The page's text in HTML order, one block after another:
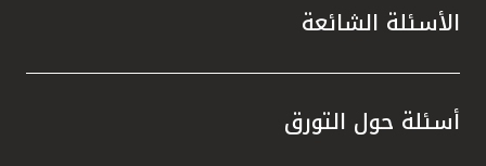
الأسئلة الشائعة
أسئلة حول التورق